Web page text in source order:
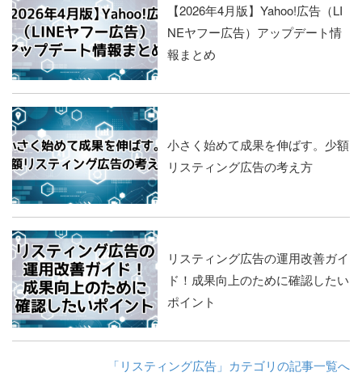
【2026年4月版】Yahoo!広告（LI
NEヤフー広告）アップデート情
報まとめ
小さく始めて成果を伸ばす。少額
リスティング広告の考え方
リスティング広告の運用改善ガイ
ド！成果向上のために確認したい
ポイント
「リスティング広告」カテゴリの記事一覧へ